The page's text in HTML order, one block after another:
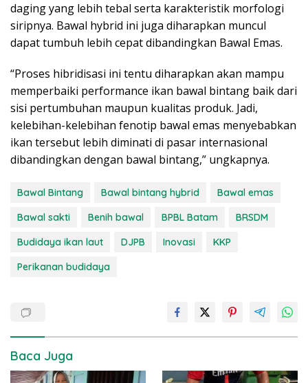
daging yang lebih tebal serta karakteristik morfologi
siripnya. Bawal hybrid ini juga diharapkan muncul
dapat tumbuh lebih cepat dibandingkan Bawal Emas.
“Proses hibridisasi ini tentu diharapkan akan mampu
memperbaiki performance ikan bawal bintang baik dari
sisi pertumbuhan maupun kualitas produk. Jadi,
kelebihan-kelebihan fenotip bawal emas menyebabkan
ikan tersebut lebih diminati di pasar internasional
dibandingkan dengan bawal bintang,” ungkapnya.
Bawal Bintang Bawal bintang hybrid
Bawal emas
Bawal sakti
Benih bawal BPBL Batam
BRSDM
Budidaya ikan laut
DJPB Inovasi
KKP
Perikanan budidaya
Baca Juga